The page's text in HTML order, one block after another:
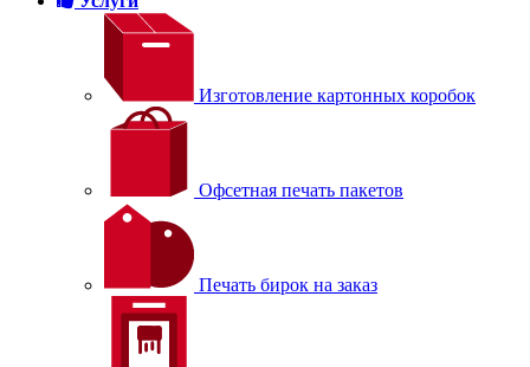
Изготовление картонных коробок
Офсетная печать пакетов
Печать бирок на заказ